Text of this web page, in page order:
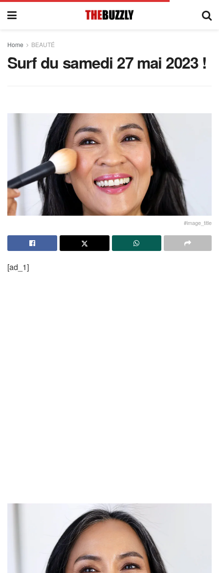
Home BEAUTÉ
Surf du samedi 27 mai 2023 !
#image_title
[ad_1]